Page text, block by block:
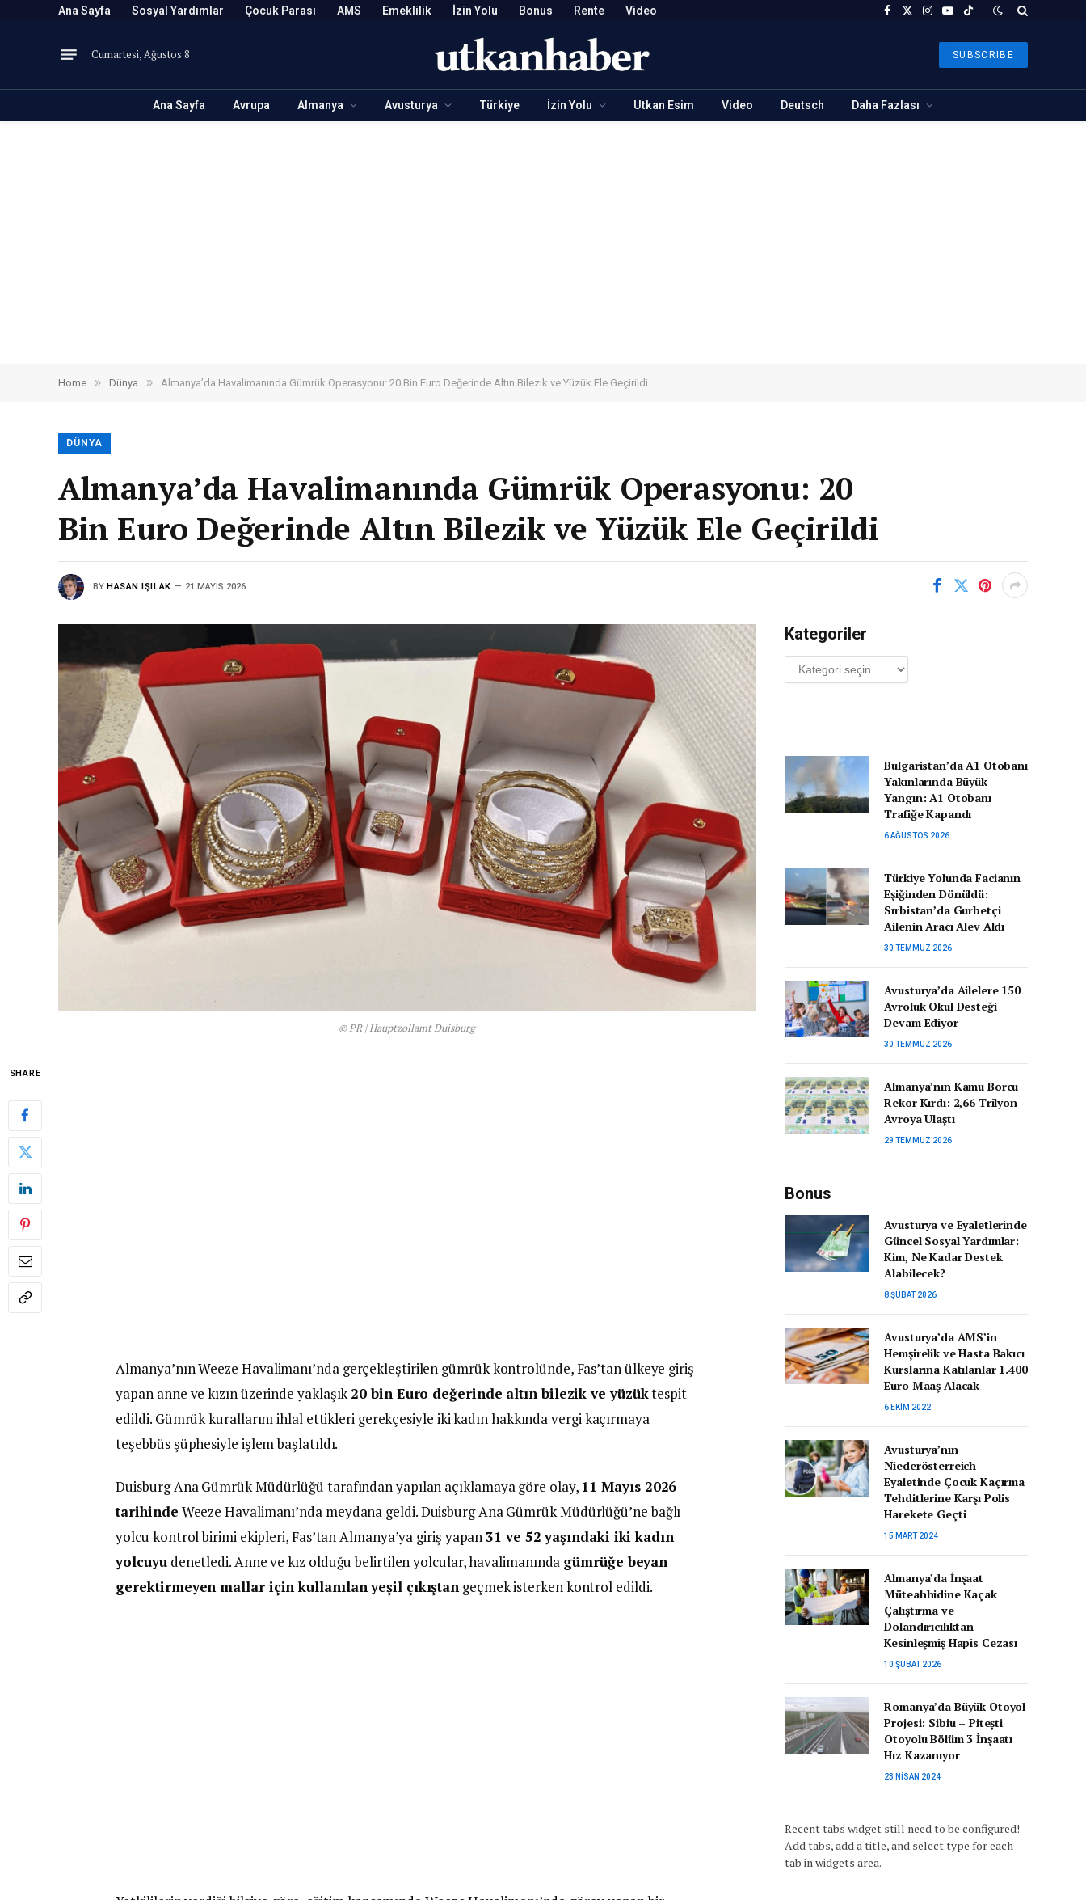
Ana Sayfa Sosyal Yardımlar Çocuk Parası AMS Emeklilik İzin Yolu Bonus Rente Video Facebook
X
Instagram
YouTubeTikTok
Cumartesi, Ağustos 8 SUBSCRIBE
Ana Sayfa Avrupa Almanya Avusturya Türkiye İzin Yolu Utkan Esim Video Deutsch Daha Fazlası
Home » Dünya » Almanya’da Havalimanında Gümrük Operasyonu: 20 Bin Euro Değerinde Altın Bilezik ve Yüzük Ele Geçirildi
DÜNYA
Almanya’da Havalimanında Gümrük Operasyonu: 20
Bin Euro Değerinde Altın Bilezik ve Yüzük Ele Geçirildi
BY HASAN IŞILAK 21 MAYIS 2026
© PR | Hauptzollamt Duisburg
SHARE
Almanya’nın Weeze Havalimanı’nda gerçekleştirilen gümrük kontrolünde, Fas’tan ülkeye giriş
yapan anne ve kızın üzerinde yaklaşık20 bin Euro değerinde altın bilezik ve yüzüktespit
edildi. Gümrük kurallarını ihlal ettikleri gerekçesiyle iki kadın hakkında vergi kaçırmaya
teşebbüs şüphesiyle işlem başlatıldı.
Duisburg Ana Gümrük Müdürlüğü tarafından yapılan açıklamaya göre olay, 11 Mayıs 2026
tarihinde Weeze Havalimanı’nda meydana geldi. Duisburg Ana Gümrük Müdürlüğü’ne bağlı
yolcu kontrol birimi ekipleri, Fas’tan Almanya’ya giriş yapan31 ve 52 yaşındaki iki kadın
yolcuyudenetledi. Anne ve kız olduğu belirtilen yolcular, havalimanında gümrüğe beyan
gerektirmeyen mallar için kullanılan yeşil çıkıştan geçmek isterken kontrol edildi.
Kategoriler
Kategoriler
Bulgaristan’da A1 Otobanı
Yakınlarında Büyük
Yangın: A1 Otobanı
Trafiğe Kapandı
6 AĞUSTOS 2026
Türkiye Yolunda Facianın
Eşiğinden Dönüldü:
Sırbistan’da Gurbetçi
Ailenin Aracı Alev Aldı
30 TEMMUZ 2026
Avusturya’da Ailelere 150
Avroluk Okul Desteği
Devam Ediyor
30 TEMMUZ 2026
Almanya’nın Kamu Borcu
Rekor Kırdı: 2,66 Trilyon
Avroya Ulaştı
29 TEMMUZ 2026
Bonus
Avusturya ve Eyaletlerinde
Güncel Sosyal Yardımlar:
Kim, Ne Kadar Destek
Alabilecek?
8 ŞUBAT 2026
Avusturya’da AMS’in
Hemşirelik ve Hasta Bakıcı
Kurslarına Katılanlar 1.400
Euro Maaş Alacak
6 EKIM 2022
Avusturya’nın
Niederösterreich
Eyaletinde Çocuk Kaçırma
Tehditlerine Karşı Polis
Harekete Geçti
15 MART 2024
Almanya’da İnşaat
Müteahhidine Kaçak
Çalıştırma ve
Dolandırıcılıktan
Kesinleşmiş Hapis Cezası
10 ŞUBAT 2026
Romanya’da Büyük Otoyol
Projesi: Sibiu – Pitești
Otoyolu Bölüm 3 İnşaatı
Hız Kazanıyor
23 NISAN 2024
Recent tabs widget still need to be configured!
Add tabs, add a title, and select type for each
tab in widgets area.